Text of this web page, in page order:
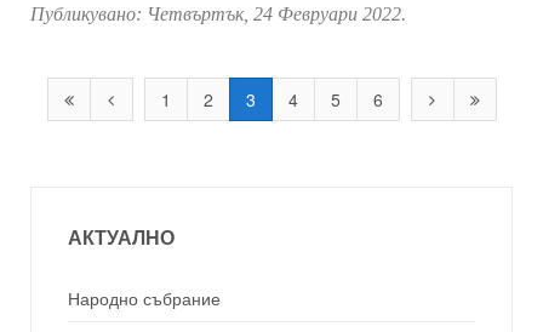
Публикувано: Четвъртък, 24 Февруари 2022.
1 2 3 4 5 6
АКТУАЛНО
Народно събрание